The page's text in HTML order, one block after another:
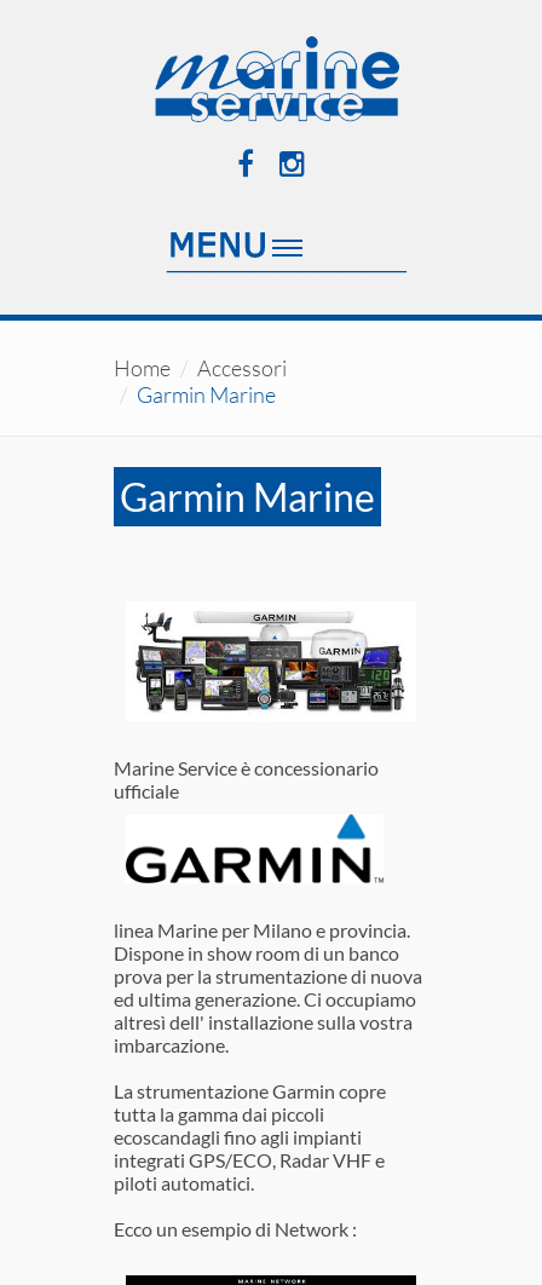
Home
Accessori
Garmin Marine
Garmin Marine
Marine Service è concessionario
ufficiale
linea Marine per Milano e provincia.
Dispone in show room di un banco
prova per la strumentazione di nuova
ed ultima generazione. Ci occupiamo
altresì dell' installazione sulla vostra
imbarcazione.
La strumentazione Garmin copre
tutta la gamma dai piccoli
ecoscandagli fino agli impianti
integrati GPS/ECO, Radar VHF e
piloti automatici.
Ecco un esempio di Network :